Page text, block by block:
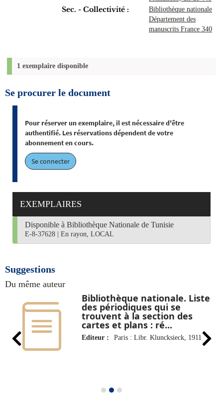
Sec. - Collectivité :
Bibliothèque nationale
Département des
manuscrits France 340
1 exemplaire disponible
Se procurer le document
Pour réserver un exemplaire, il est nécessaire d'être
authentifié. Les réservations dépendent de votre
abonnement en cours.
Se connecter
EXEMPLAIRES
Disponible à Bibliothèque Nationale de Tunisie
E-8-37628 En rayon, LOCAL
Suggestions
Du même auteur
Bibliothèque nationale. Liste
des périodiques qui se
trouvent à la section des
cartes et plans : ré...
Editeur : Paris : Libr. Kluncksieck, 1911